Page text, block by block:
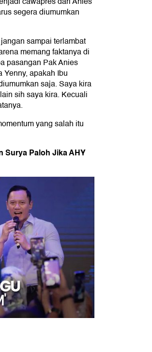
segera diumumkan
sampai terlambat
memang faktanya di
pasangan Pak Anies
apakah Ibu
saja. Saya kira
sih saya kira. Kecuali
yang salah itu
Surya Paloh Jika AHY